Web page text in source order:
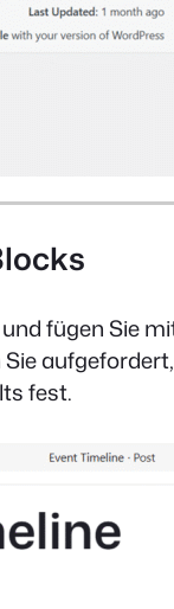
fügen Sie
fest.